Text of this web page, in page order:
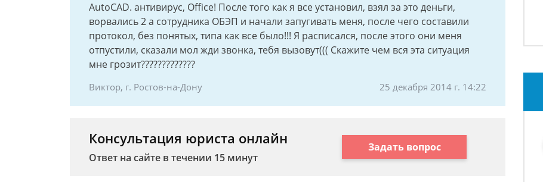
AutoCAD. антивирус, Office! После того как я все установил, взял за это деньги,
ворвались 2 а сотрудника ОБЭП и начали запугивать меня, после чего составили
протокол, без понятых, типа как все было!!! Я расписался, после этого они меня
отпустили, сказали мол жди звонка, тебя вызовут((( Скажите чем вся эта ситуация
мне грозит?????????????
Виктор, г. Ростов-на-Дону 25 декабря 2014 г. 14:22
Консультация юриста онлайн
Ответ на сайте в течении 15 минут
Задать вопрос